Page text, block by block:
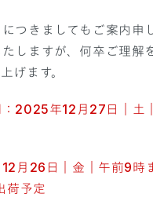
つきましてもご案内申
しますが、何卒ご理解
げます。
：2025年12月27日｜土
月26日｜金｜午前9時
荷予定